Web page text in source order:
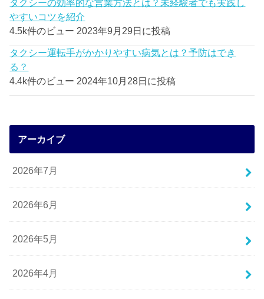
やすいコツを紹介
4.5k件のビュー 2023年9月29日に投稿
タクシー運転手がかかりやすい病気とは？予防はでき
る？
4.4k件のビュー 2024年10月28日に投稿
アーカイブ
2026年7月
2026年6月
2026年5月
2026年4月